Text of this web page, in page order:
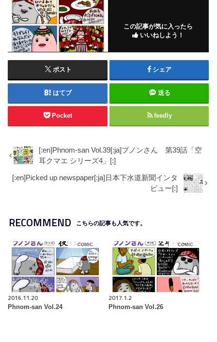
この記事が気に入ったら
いいねしよう！
ポスト シェア
はてブ 送る
Pocket feedly
[:en]Phnom-san Vol.39[:ja]プノンさん 第39話「空
耳クマエ シリーズ4」[:]
[:en]Picked up newspaper[:ja]日本下水道新聞インタ
ビュー[:]
RECOMMEND こちらの記事も人気です。
COMIC
2016.11.20
Phnom-san Vol.24
COMIC
2017.1.2
Phnom-san Vol.26